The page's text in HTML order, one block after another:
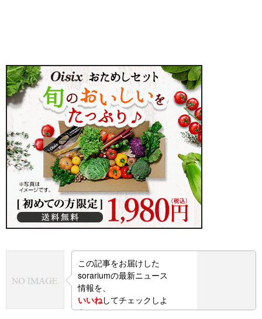
この記事をお届けした
sorariumの最新ニュース
情報を、
いいねしてチェックしよ
う！